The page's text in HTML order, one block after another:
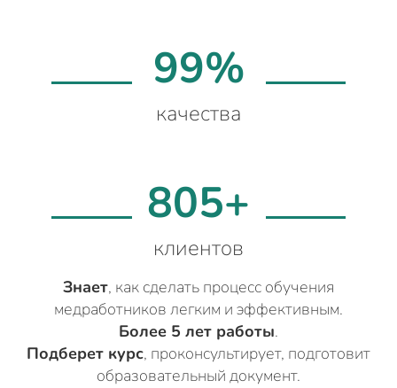
99%
качества
805+
клиентов
Знает, как сделать процесс обучения
медработников легким и эффективным.
Более 5 лет работы.
Подберет курс, проконсультирует, подготовит
образовательный документ.